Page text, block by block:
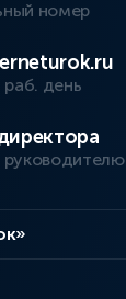
номер
раб. день